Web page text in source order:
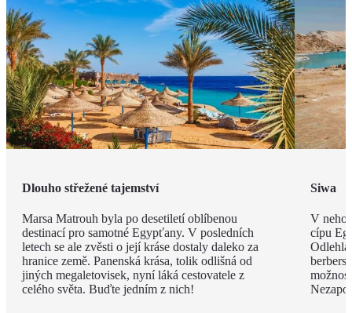
Dlouho střežené tajemství
Marsa Matrouh byla po desetiletí oblíbenou
destinací pro samotné Egypťany. V posledních
letech se ale zvěsti o její kráse dostaly daleko za
hranice země. Panenská krása, tolik odlišná od
jiných megaletovisek, nyní láká cestovatele z
celého světa. Buďte jedním z nich!
Siwa
V
cípu
Odlehlá